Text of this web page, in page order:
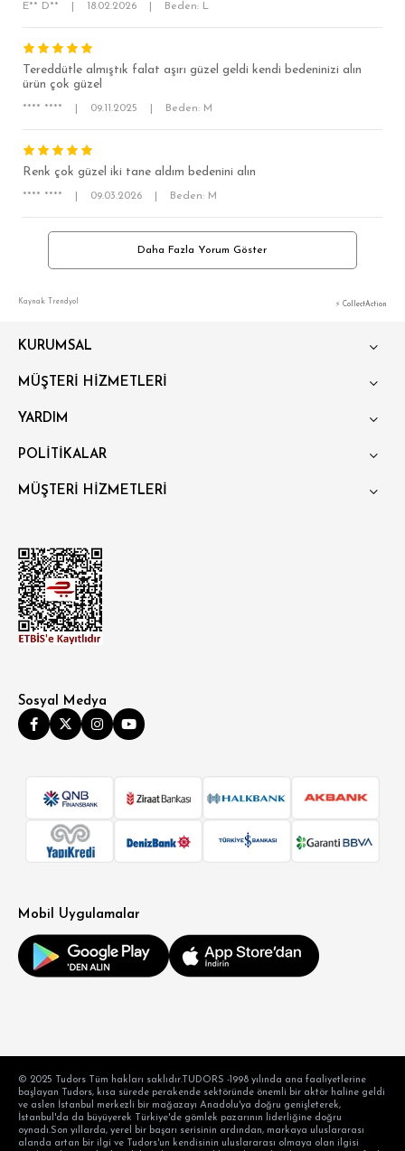
E** D** 18.02.2026 Beden: L
Tereddütle almıştık falat aşırı güzel geldi kendi bedeninizi alın
ürün çok güzel
**** **** 09.11.2025 Beden: M
Renk çok güzel iki tane aldım bedenini alın
**** **** 09.03.2026 Beden: M
Daha Fazla Yorum Göster
Kaynak: Trendyol ⚡ CollectAction
KURUMSAL
MÜŞTERİ HİZMETLERİ
YARDIM
POLİTİKALAR
MÜŞTERİ HİZMETLERİ
Sosyal Medya
Mobil Uygulamalar
© 2025 Tudors Tüm hakları saklıdır.TUDORS -1998 yılında ana faaliyetlerine
başlayan Tudors, kısa sürede perakende sektöründe önemli bir aktör haline geldi
ve aslen İstanbul merkezli bir mağazayı Anadolu'ya doğru genişleterek,
İstanbul'da da büyüyerek Türkiye'de gömlek pazarının liderliğine doğru
oynadı.Son yıllarda, yerel bir başarı serisinin ardından, markaya uluslararası
alanda artan bir ilgi ve Tudors'un kendisinin uluslararası olmaya olan ilgisi